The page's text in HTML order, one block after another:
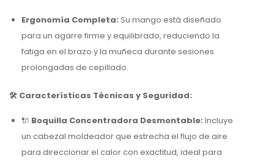
Ergonomía Completa: Su mango está diseñado
para un agarre firme y equilibrado, reduciendo la
fatiga en el brazo y la muñeca durante sesiones
prolongadas de cepillado.
🛠️ Características Técnicas y Seguridad:
🔌 Boquilla Concentradora Desmontable: Incluye
un cabezal moldeador que estrecha el flujo de aire
para direccionar el calor con exactitud, ideal para